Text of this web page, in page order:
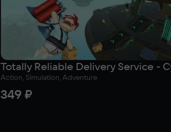
Action, Simulation, Adventure
349 ₽